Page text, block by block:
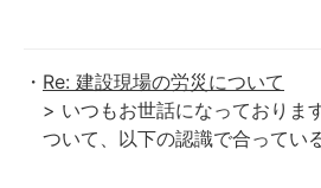
Re: 建設現場の労災について
> いつもお世話になっておりま
ついて、以下の認識で合ってい